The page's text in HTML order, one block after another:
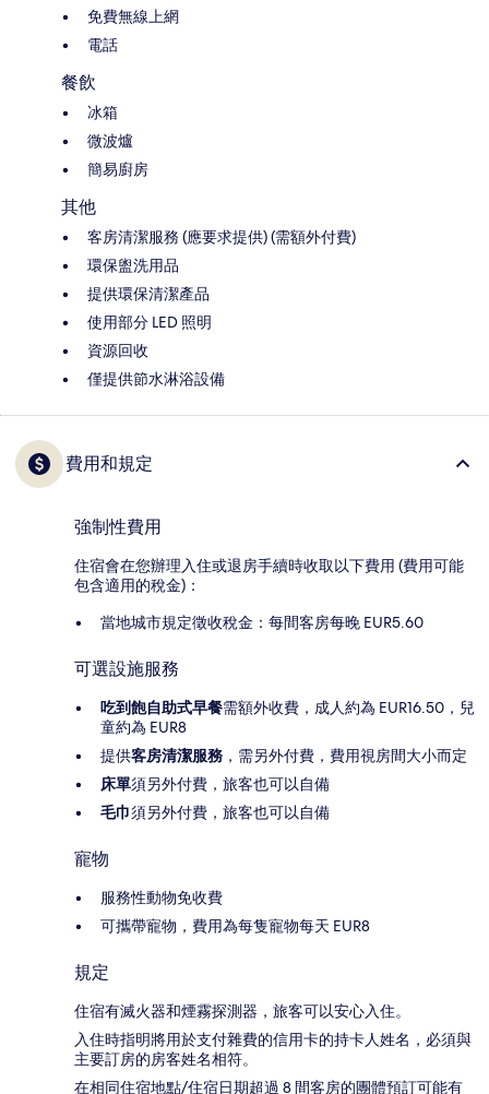
免費無線上網
電話
餐飲
冰箱
微波爐
簡易廚房
其他
客房清潔服務 (應要求提供) (需額外付費)
環保盥洗用品
提供環保清潔產品
使用部分 LED 照明
資源回收
僅提供節水淋浴設備
費用和規定
強制性費用
住宿會在您辦理入住或退房手續時收取以下費用 (費用可能
包含適用的稅金)：
當地城市規定徵收稅金：每間客房每晚 EUR5.60
可選設施服務
吃到飽自助式早餐需額外收費，成人約為 EUR16.50，兒
童約為 EUR8
提供客房清潔服務 ，需另外付費，費用視房間大小而定
床單須另外付費，旅客也可以自備
毛巾須另外付費，旅客也可以自備
寵物
服務性動物免收費
可攜帶寵物，費用為每隻寵物每天 EUR8
規定
住宿有滅火器和煙霧探測器，旅客可以安心入住。
入住時指明將用於支付雜費的信用卡的持卡人姓名，必須與
主要訂房的房客姓名相符。
在相同住宿地點/住宿日期超過 8 間客房的團體預訂可能有